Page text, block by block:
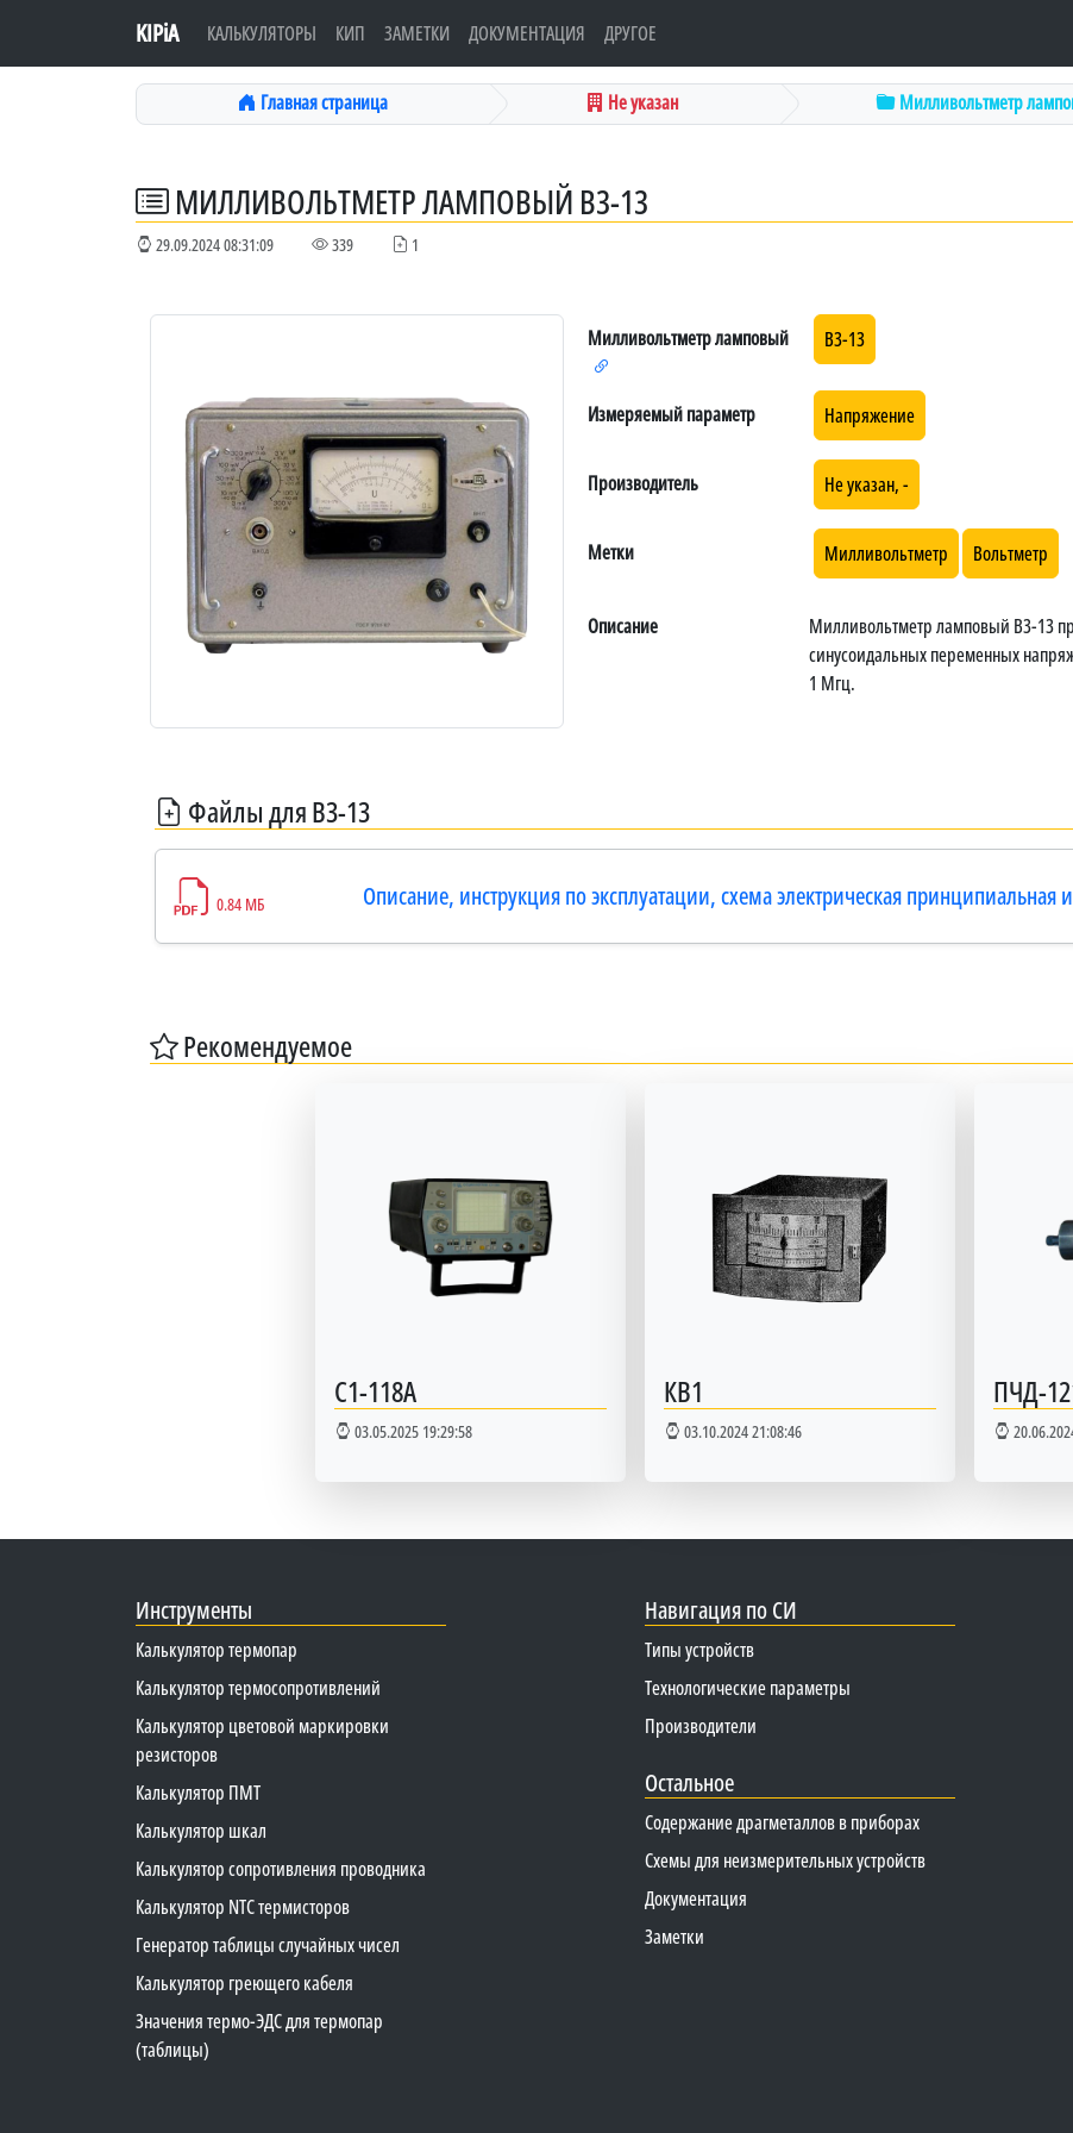
KIPiA КАЛЬКУЛЯТОРЫ КИП ЗАМЕТКИ ДОКУМЕНТАЦИЯ ДРУГОЕ
Главная страница Не указан Милливольтметр
МИЛЛИВОЛЬТМЕТР ЛАМПОВЫЙ В3-13
29.09.2024 08:31:09 339 1
Милливольтметр ламповый В3-13
Измеряемый параметр Напряжение
Производитель Не указан, -
Метки Милливольтметр Вольтметр
Описание
Милливольтметр ламповый В3-13
синусоидальных переменных
1 Мгц.
Файлы для В3-13
0.84 МБ Описание, инструкция по эксплуатации, схема электрическая принципиальная
Рекомендуемое
С1-118А
03.05.2025 19:29:58
КВ1
03.10.2024 21:08:46
ПЧД-
Инструменты
Калькулятор термопар
Калькулятор термосопротивлений
Калькулятор цветовой маркировки
резисторов
Калькулятор ПМТ
Калькулятор шкал
Калькулятор сопротивления проводника
Калькулятор NTC термисторов
Генератор таблицы случайных чисел
Калькулятор греющего кабеля
Значения термо-ЭДС для термопар
(таблицы)
Навигация по СИ
Типы устройств
Технологические параметры
Производители
Остальное
Содержание драгметаллов в приборах
Схемы для неизмерительных устройств
Документация
Заметки